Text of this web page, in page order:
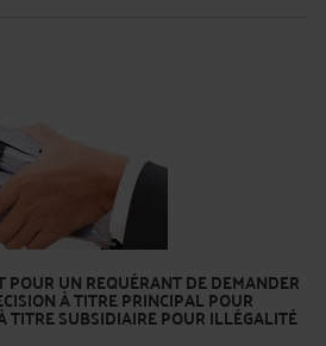
POUR UN REQUÉRANT DE DEMANDER
À TITRE PRINCIPAL POUR
TITRE SUBSIDIAIRE POUR ILLÉGALITÉ